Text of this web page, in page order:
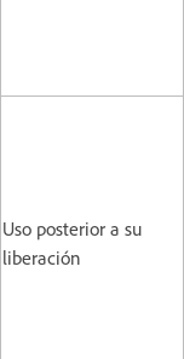
Uso posterior a su
liberación